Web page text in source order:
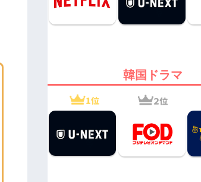
韓国ドラマ